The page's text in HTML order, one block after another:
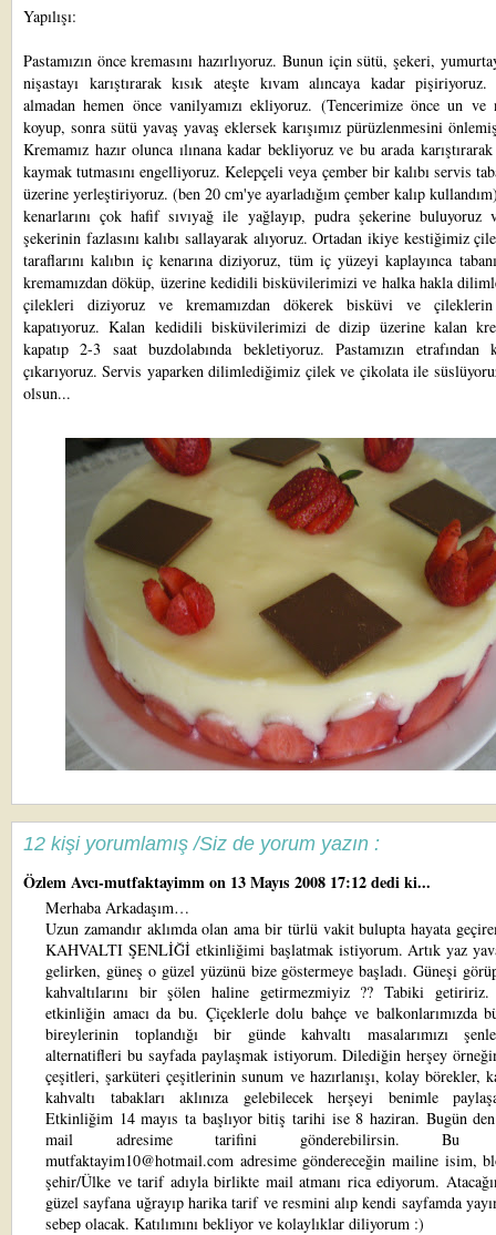
Yapılışı:
Pastamızın önce kremasını hazırlıyoruz. Bunun için sütü, şekeri,
nişastayı karıştırarak kısık ateşte kıvam alıncaya kadar pişiriyoruz.
almadan hemen önce vanilyamızı ekliyoruz. (Tencerimize önce un ve
koyup, sonra sütü yavaş yavaş eklersek karışımız pürüzlenmesini
Kremamız hazır olunca ılınana kadar bekliyoruz ve bu arada
kaymak tutmasını engelliyoruz. Kelepçeli veya çember bir kalıbı servis
üzerine yerleştiriyoruz. (ben 20 cm'ye ayarladığım çember kalıp
kenarlarını çok hafif sıvıyağ ile yağlayıp, pudra şekerine buluyoruz
şekerinin fazlasını kalıbı sallayarak alıyoruz. Ortadan ikiye kestiğimiz
taraflarını kalıbın iç kenarına diziyoruz, tüm iç yüzeyi kaplayınca
kremamızdan döküp, üzerine kedidili bisküvilerimizi ve halka hakla
çilekleri diziyoruz ve kremamızdan dökerek bisküvi ve
kapatıyoruz. Kalan kedidili bisküvilerimizi de dizip üzerine kalan
kapatıp 2-3 saat buzdolabında bekletiyoruz. Pastamızın etrafından
çıkarıyoruz. Servis yaparken dilimlediğimiz çilek ve çikolata ile
olsun...
12 kişi yorumlamış /Siz de yorum yazın :
Özlem Avcı-mutfaktayimmon 13 Mayıs 2008 17:12 dedi ki...
Merhaba Arkadaşım…
Uzun zamandır aklımda olan ama bir türlü vakit bulupta hayata
KAHVALTI ŞENLİĞİ etkinliğimi başlatmak istiyorum. Artık yaz
gelirken, güneş o güzel yüzünü bize göstermeye başladı. Güneşi
kahvaltılarını bir şölen haline getirmezmiyiz ?? Tabiki
etkinliğin amacı da bu. Çiçeklerle dolu bahçe ve balkonlarımızda
bireylerinin toplandığı bir günde kahvaltı masalarımızı
alternatifleri bu sayfada paylaşmak istiyorum. Dilediğin herşey
çeşitleri, şarküteri çeşitlerinin sunum ve hazırlanışı, kolay börekler,
kahvaltı tabakları aklınıza gelebilecek herşeyi benimle
Etkinliğim 14 mayıs ta başlıyor bitiş tarihi ise 8 haziran. Bugün
mail adresime tarifini gönderebilirsin. Bu
mutfaktayim10@hotmail.com adresime göndereceğin mailine isim,
şehir/Ülke ve tarif adıyla birlikte mail atmanı rica ediyorum.
güzel sayfana uğrayıp harika tarif ve resmini alıp kendi sayfamda
sebep olacak. Katılımını bekliyor ve kolaylıklar diliyorum :)